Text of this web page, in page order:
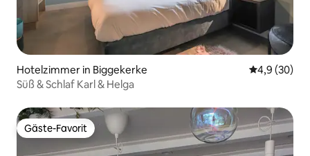
Hotelzimmer in Biggekerke
4,9 (30)
Süß & Schlaf Karl & Helga
Gäste-Favorit
Gäste-Favorit